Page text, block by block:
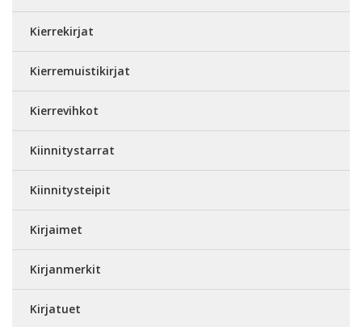
Kierrekirjat
Kierremuistikirjat
Kierrevihkot
Kiinnitystarrat
Kiinnitysteipit
Kirjaimet
Kirjanmerkit
Kirjatuet